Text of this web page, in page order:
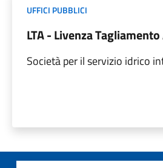
UFFICI PUBBLICI
LTA - Livenza
Società per il servizio idrico